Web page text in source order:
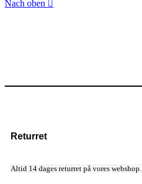
Nach oben 
Returret
Altid 14 dages returret på vores webshop.